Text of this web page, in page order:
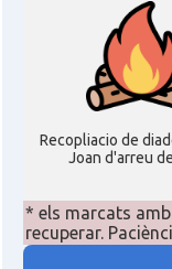
Recopliacio de
Joan d'arreu
* els marcats
recuperar.